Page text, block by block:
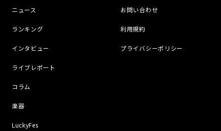
ニュース
ランキング
インタビュー
ライブレポート
コラム
楽器
LuckyFes
お問い合わせ
利用規約
プライバシーポリシー